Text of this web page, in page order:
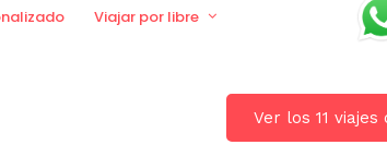
Viajar por libre
Ver los 11